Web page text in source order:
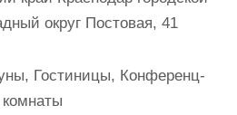
округ Постовая, 41
Гостиницы, Конференц-